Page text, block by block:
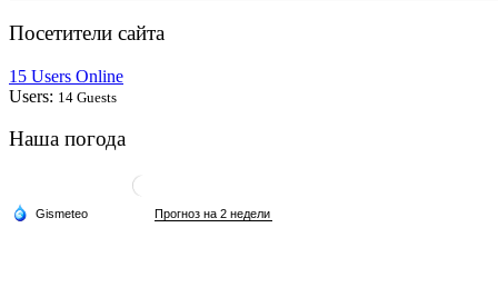
Посетители сайта
15 Users Online
Users: 14 Guests
Наша погода